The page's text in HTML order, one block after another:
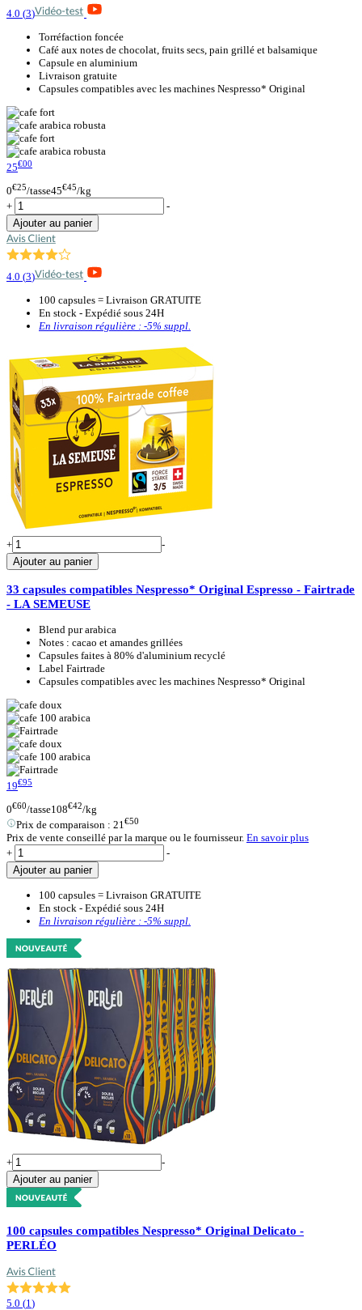
4.0 (3)
Torréfaction foncée
Café aux notes de chocolat, fruits secs, pain grillé et balsamique
Capsule en aluminium
Livraison gratuite
Capsules compatibles avec les machines Nespresso* Original
25€00
0€25/tasse45€45/kg
+
-
Ajouter au panier
4.0 (3)
100 capsules = Livraison GRATUITE
En stock - Expédié sous 24H
En livraison régulière : -5% suppl.
+
-
Ajouter au panier
33 capsules compatibles Nespresso* Original Espresso - Fairtrade
- LA SEMEUSE
Blend pur arabica
Notes : cacao et amandes grillées
Capsules faites à 80% d'aluminium recyclé
Label Fairtrade
Capsules compatibles avec les machines Nespresso* Original
19€95
0€60/tasse108€42/kg
Prix de comparaison : 21€50
Prix de vente conseillé par la marque ou le fournisseur. En savoir plus
+
-
Ajouter au panier
100 capsules = Livraison GRATUITE
En stock - Expédié sous 24H
En livraison régulière : -5% suppl.
+
-
Ajouter au panier
100 capsules compatibles Nespresso* Original Delicato -
PERLÉO
5.0 (1 )